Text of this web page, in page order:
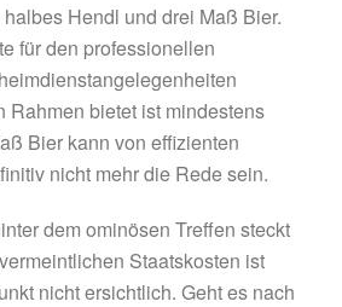
Hendl und drei Maß Bier.
für den professionellen
Rahmen bietet ist mindestens
Bier kann von effizienten
nicht mehr die Rede sein.
dem ominösen Treffen steckt
Staatskosten ist
nicht ersichtlich. Geht es nach